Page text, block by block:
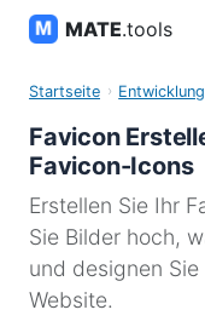
MATE.tools
Startseite Entwicklung
Favicon
Favicon-Icons
Erstellen Sie Ihr
Sie Bilder hoch,
und designen
Website.